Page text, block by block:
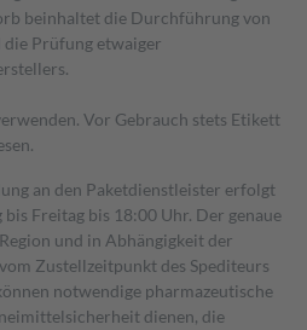
beinhaltet die Durchführung von
Prüfung etwaiger
Vor Gebrauch stets Etikett
an den Paketdienstleister erfolgt
Freitag bis 18:00 Uhr. Der genaue
und in Abhängigkeit der
Zustellzeitpunkt des Spediteurs
notwendige pharmazeutische
dienen, die